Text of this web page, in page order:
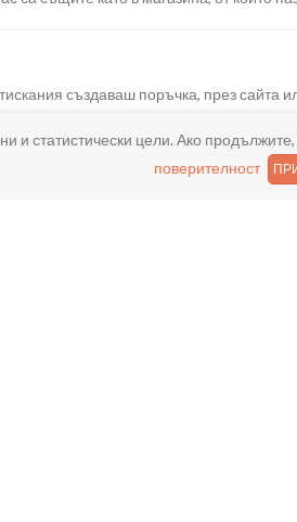
създаваш поръчка, през сайта
доставка или взимане от място
и статистически цели. Ако
поверителност